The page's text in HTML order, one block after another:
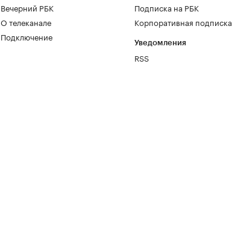
Вечерний РБК
О телеканале
Подключение
Подписка на РБК
Корпоративная подписка
Уведомления
RSS